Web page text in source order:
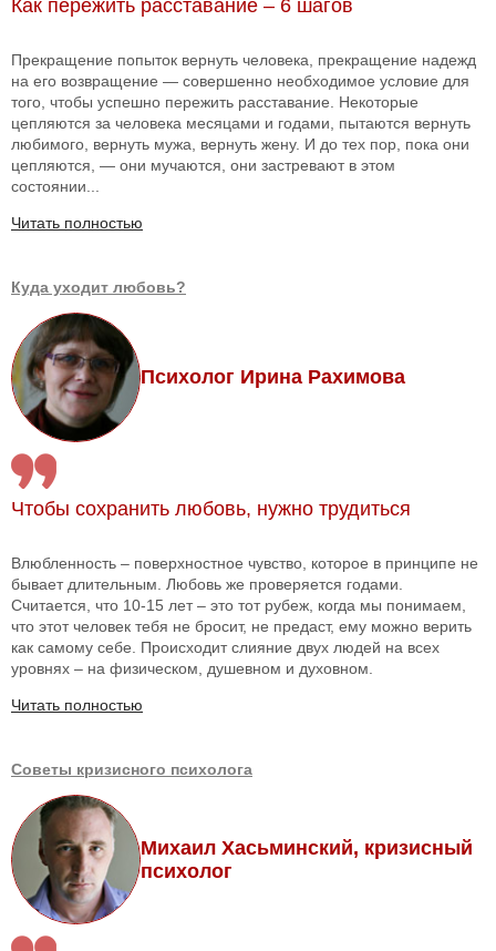
Как пережить расставание – 6 шагов
Прекращение попыток вернуть человека, прекращение надежд
на его возвращение — совершенно необходимое условие для
того, чтобы успешно пережить расставание. Некоторые
цепляются за человека месяцами и годами, пытаются вернуть
любимого, вернуть мужа, вернуть жену. И до тех пор, пока они
цепляются, — они мучаются, они застревают в этом
состоянии...
Читать полностью
Куда уходит любовь?
Психолог Ирина Рахимова
Чтобы сохранить любовь, нужно трудиться
Влюбленность – поверхностное чувство, которое в принципе не
бывает длительным. Любовь же проверяется годами.
Считается, что 10-15 лет – это тот рубеж, когда мы понимаем,
что этот человек тебя не бросит, не предаст, ему можно верить
как самому себе. Происходит слияние двух людей на всех
уровнях – на физическом, душевном и духовном.
Читать полностью
Советы кризисного психолога
Михаил Хасьминский, кризисный
психолог